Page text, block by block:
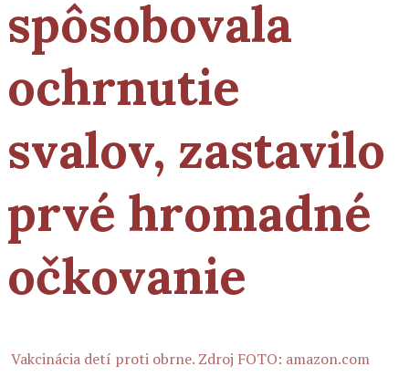
spôsobovala
ochrnutie
svalov, zastavilo
prvé hromadné
očkovanie
Vakcinácia detí proti obrne. Zdroj FOTO: amazon.com